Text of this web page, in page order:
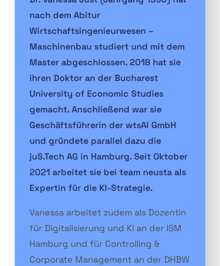
nach dem Abitur
Wirtschaftsingenieurwesen –
Maschinenbau studiert und mit dem
Master abgeschlossen. 2018 hat sie
ihren Doktor an der Bucharest
University of Economic Studies
gemacht. Anschließend war sie
Geschäftsführerin der wtsAI GmbH
und gründete parallel dazu die
juS.Tech AG in Hamburg. Seit Oktober
2021 arbeitet sie bei team neusta als
Expertin für die KI-Strategie.
Vanessa arbeitet zudem als Dozentin
für Digitalisierung und KI an der ISM
Hamburg und für Controlling &
Corporate Management an der DHBW